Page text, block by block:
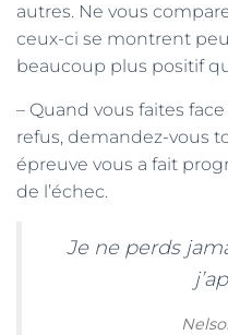
autres. Ne vous
ceux-ci se montrent
beaucoup plus positif
– Quand vous faites
refus, demandez-vous
épreuve vous a fait
de l’échec.
Je ne perds